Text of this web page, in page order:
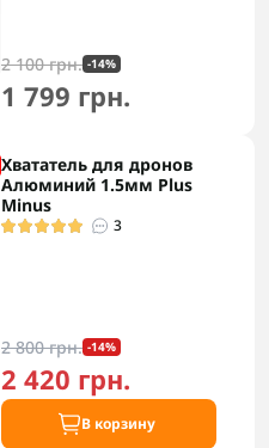
2 100 грн. -14%
1 799 грн.
Хвататель для дронов
Алюминий 1.5мм Plus
Minus
3
2 800 грн. -14%
2 420 грн.
В корзину